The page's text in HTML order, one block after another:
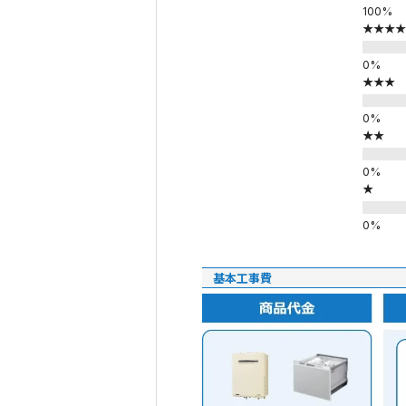
★★★★
★★★
★★
★
基本工事費